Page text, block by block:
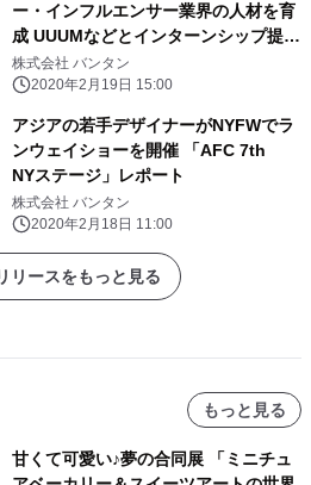
ー・インフルエンサー業界の人材を育
成 UUUMなどとインターンシップ提携
した 新スクール「バンタンクリエイタ
ーアカデミー」来春開校
株式会社 バンタン
2020年2月19日 15:00
アジアの若手デザイナーがNYFWでラ
ンウェイショーを開催 「AFC 7th
NYステージ」レポート
株式会社 バンタン
2020年2月18日 11:00
リースをもっと見る
もっと見る
甘くて可愛い♪夢の合同展 「ミニチュ